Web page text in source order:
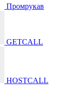
Промрукав
GETCALL
HOSTCALL